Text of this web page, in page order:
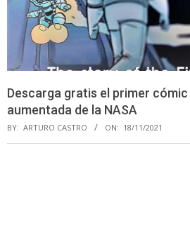
Descarga gratis el primer
aumentada de la NASA
BY: ARTURO CASTRO ON: 18/11/2021